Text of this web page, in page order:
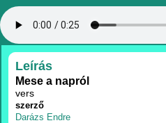
RÉSZLETEK
Leírás
Mese a napról
vers
szerző
Darázs Endre